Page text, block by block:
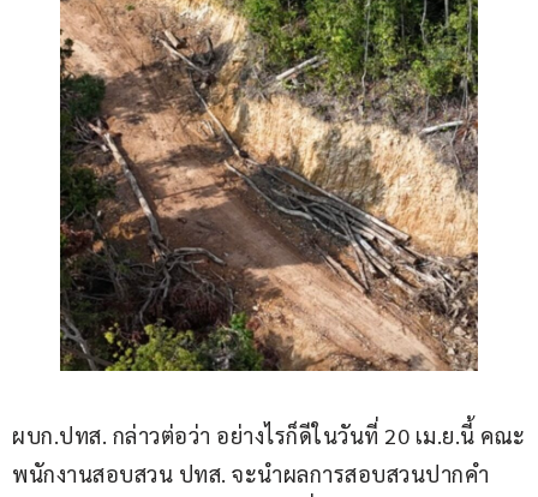
ผบก.ปทส. กล่าวต่อว่า อย่างไรก็ดีในวันที่ 20 เม.ย.นี้ คณะ
พนักงานสอบสวน ปทส. จะนำผลการสอบสวนปากคำ